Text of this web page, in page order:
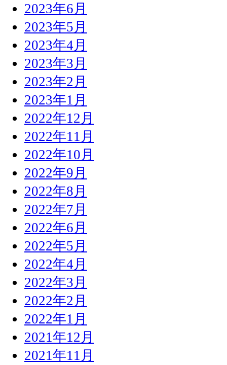
2023年6月
2023年5月
2023年4月
2023年3月
2023年2月
2023年1月
2022年12月
2022年11月
2022年10月
2022年9月
2022年8月
2022年7月
2022年6月
2022年5月
2022年4月
2022年3月
2022年2月
2022年1月
2021年12月
2021年11月